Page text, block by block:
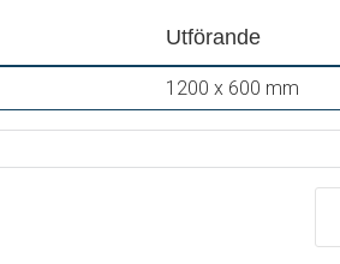
Utförande
1200 x 600 mm